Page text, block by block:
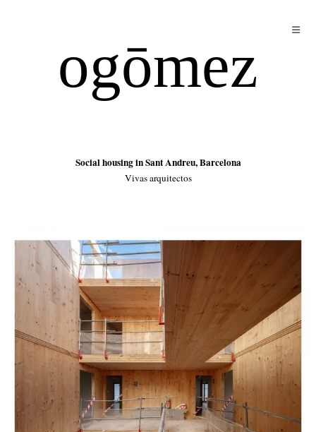
ogōmez
Social housing in Sant Andreu, Barcelona
Vivas arquitectos